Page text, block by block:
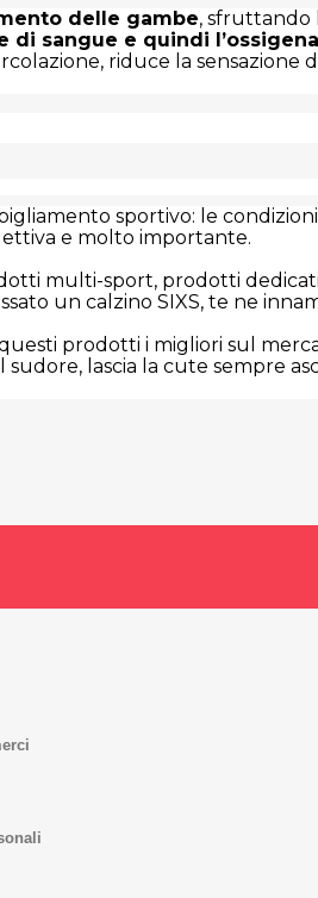
delle gambe, sfruttando
di sangue e quindi
riduce la
sportivo: le
e molto importante.
multi-sport, prodotti
un calzino SIXS, te ne
prodotti i migliori sul
lascia la cute sempre